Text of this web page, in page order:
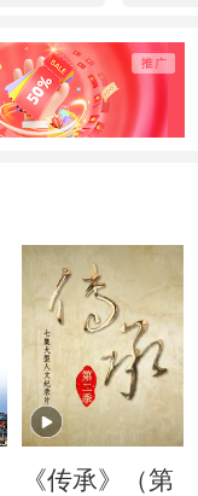
为
——
《传承》（第